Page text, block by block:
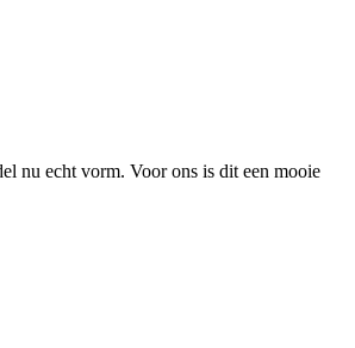
nu echt vorm. Voor ons is dit een mooie